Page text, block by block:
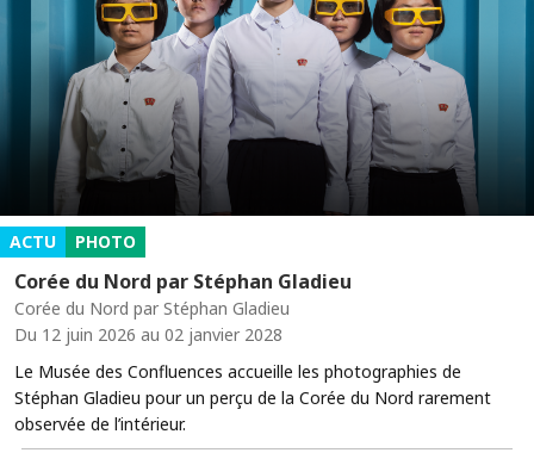
ACTU PHOTO
Corée du Nord par Stéphan Gladieu
Corée du Nord par Stéphan Gladieu
Du 12 juin 2026 au 02 janvier 2028
Le Musée des Confluences accueille les photographies de
Stéphan Gladieu pour un perçu de la Corée du Nord rarement
observée de l’intérieur.